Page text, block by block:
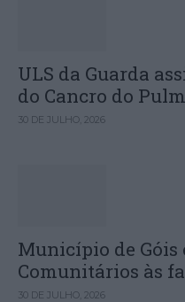
ULS da Guarda
do Cancro do
30 DE JULHO, 2026
Município de
Comunitários às
30 DE JULHO, 2026